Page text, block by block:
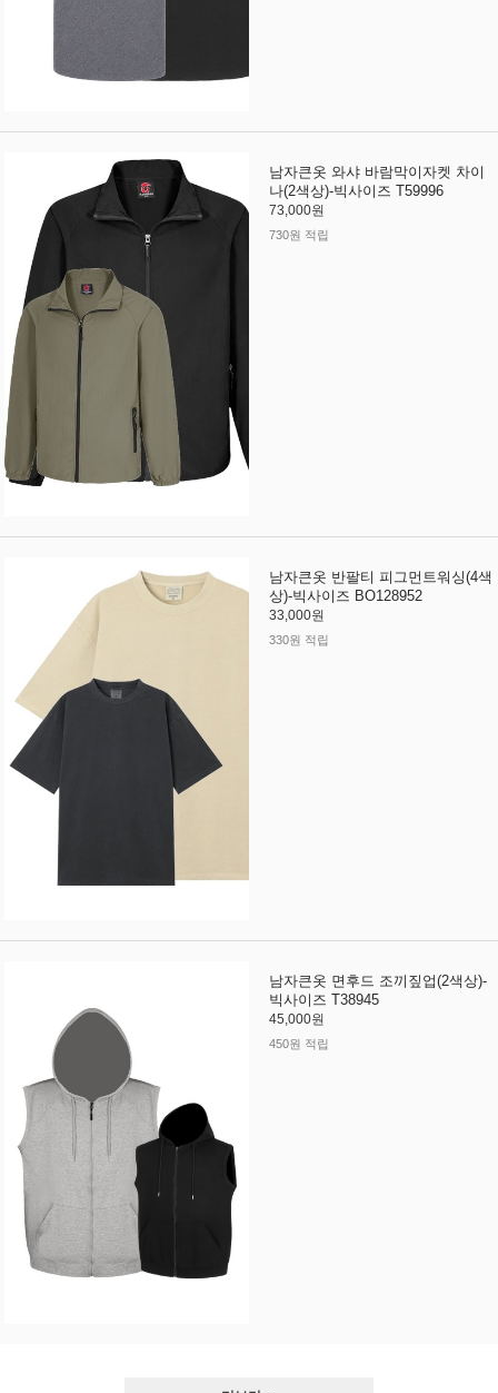
남자큰옷 와샤 바람막이자켓 차이
나(2색상)-빅사이즈 T59996
73,000원
730원 적립
남자큰옷 반팔티 피그먼트워싱(4색
상)-빅사이즈 BO128952
33,000원
330원 적립
남자큰옷 면후드 조끼짚업(2색상)-
빅사이즈 T38945
45,000원
450원 적립